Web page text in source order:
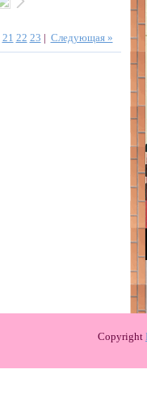
21 22 23 | Следующая »
Copyright